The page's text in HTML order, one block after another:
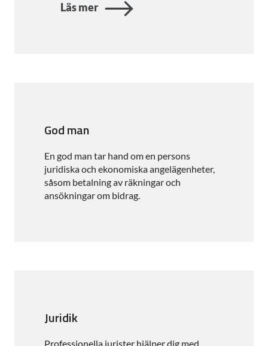
Läs mer
God man
En god man tar hand om en persons
juridiska och ekonomiska angelägenheter,
såsom betalning av räkningar och
ansökningar om bidrag.
Juridik
Professionella jurister hjälper dig med